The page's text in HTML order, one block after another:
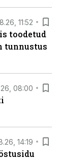
11:52
toodetud
tunnustus
08:00
14:19